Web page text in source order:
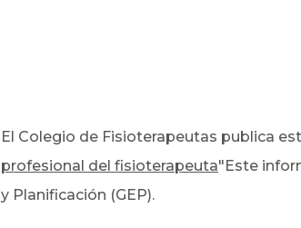
El Colegio de Fisioterapeutas publica
profesional del fisioterapeuta"Este
y Planificación (GEP).